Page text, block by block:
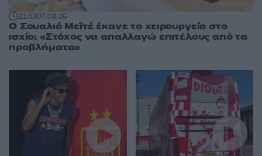
21:5307.08.26
Ο Σουαλιό Μεϊτέ έκανε το χειρουργείο στο
ισχίο: «Στόχος να απαλλαγώ επιτέλους από τα
προβλήματα»